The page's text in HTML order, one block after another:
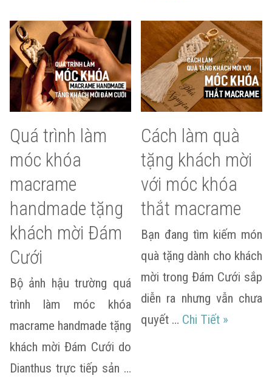
Quá trình làm
móc khóa
macrame
handmade tặng
khách mời Đám
Cưới
Bộ ảnh hậu trường quá
trình làm móc khóa
macrame handmade tặng
khách mời Đám Cưới do
Dianthus trực tiếp sản …
Cách làm quà
tặng khách mời
với móc khóa
thắt macrame
Bạn đang tìm kiếm món
quà tặng dành cho khách
mời trong Đám Cưới sắp
diễn ra nhưng vẫn chưa
quyết … Chi Tiết Cách
»